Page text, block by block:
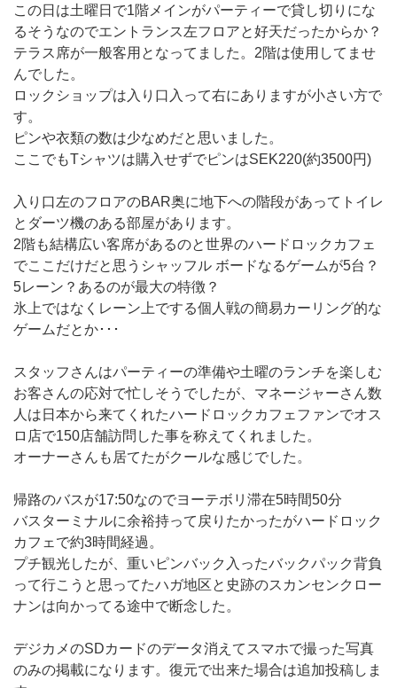
この日は土曜日で1階メインがパーティーで貸し切りにな
るそうなのでエントランス左フロアと好天だったからか？
テラス席が一般客用となってました。2階は使用してませ
んでした。
ロックショップは入り口入って右にありますが小さい方で
す。
ピンや衣類の数は少なめだと思いました。
ここでもTシャツは購入せずでピンはSEK220(約3500円)
入り口左のフロアのBAR奥に地下への階段があってトイレ
とダーツ機のある部屋があります。
2階も結構広い客席があるのと世界のハードロックカフェ
でここだけだと思うシャッフル ボードなるゲームが5台？
5レーン？あるのが最大の特徴？
氷上ではなくレーン上でする個人戦の簡易カーリング的な
ゲームだとか･･･
スタッフさんはパーティーの準備や土曜のランチを楽しむ
お客さんの応対で忙しそうでしたが、マネージャーさん数
人は日本から来てくれたハードロックカフェファンでオス
ロ店で150店舗訪問した事を称えてくれました。
オーナーさんも居てたがクールな感じでした。
帰路のバスが17:50なのでヨーテボリ滞在5時間50分
バスターミナルに余裕持って戻りたかったがハードロック
カフェで約3時間経過。
プチ観光したが、重いピンバック入ったバックパック背負
って行こうと思ってたハガ地区と史跡のスカンセンクロー
ナンは向かってる途中で断念した。
デジカメのSDカードのデータ消えてスマホで撮った写真
のみの掲載になります。復元で出来た場合は追加投稿しま